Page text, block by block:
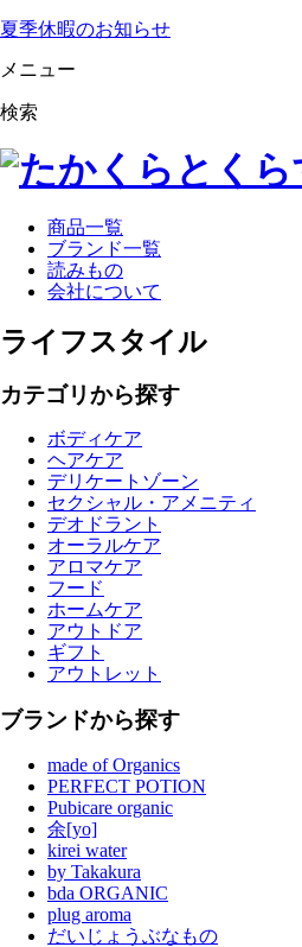
夏季休暇のお知らせ
メニュー
検索
商品一覧
ブランド一覧
読みもの
会社について
ライフスタイル
カテゴリから探す
ボディケア
ヘアケア
デリケートゾーン
セクシャル・アメニティ
デオドラント
オーラルケア
アロマケア
フード
ホームケア
アウトドア
ギフト
アウトレット
ブランドから探す
made of Organics
PERFECT POTION
Pubicare organic
余[yo]
kirei water
by Takakura
bda ORGANIC
plug aroma
だいじょうぶなもの